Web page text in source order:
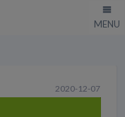
2020-12-07